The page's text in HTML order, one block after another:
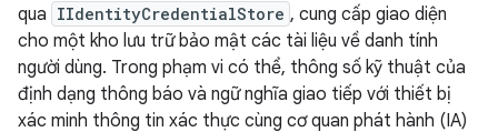
qua IIdentityCredentialStore , cung cấp giao diện
cho một kho lưu trữ bảo mật các tài liệu về danh tính
người dùng. Trong phạm vi có thể, thông số kỹ thuật của
định dạng thông báo và ngữ nghĩa giao tiếp với thiết bị
xác minh thông tin xác thực cùng cơ quan phát hành (IA)